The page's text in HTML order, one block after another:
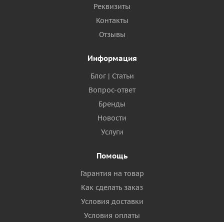
Реквизиты
Контакты
Отзывы
Информация
Блог | Статьи
Вопрос-ответ
Бренды
Новости
Услуги
Помощь
Гарантия на товар
Как сделать заказ
Условия доставки
Условия оплаты